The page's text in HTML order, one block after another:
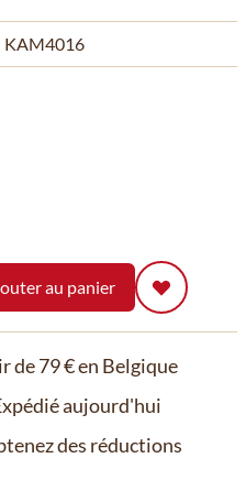
KAM4016
au panier
de 79 € en Belgique
aujourd'hui
des réductions